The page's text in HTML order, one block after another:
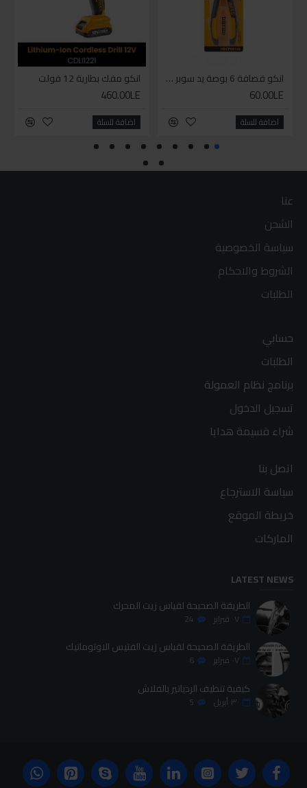
انكو قصافة 6 بوصة يد سوبر وان
60.00LE
اضافة للسلة
انكو مفك بطارية 12 فولت
460.00LE
اضافة للسلة
عنا
الشحن
سياسة الخصوصية
الشروط والاحكام
الطلبات
حسابي
الطلبات
برنامج نظام العمولة
تسجيل الدخول
شراء قسيمة هدايا
اتصل بنا
سياسة الاسترجاع
خريطة الموقع
الماركات
LATEST NEWS
الطريقة الصحيحة لقياس زيت المحرك
٠٧ فبراير 24
الطريقة الصحيحة لقياس زيت الفتيس الاوتوماتيك
٠٧ فبراير 6
كيفية تنظيف الردياتير بالفلاش
٣٠ أبريل 5